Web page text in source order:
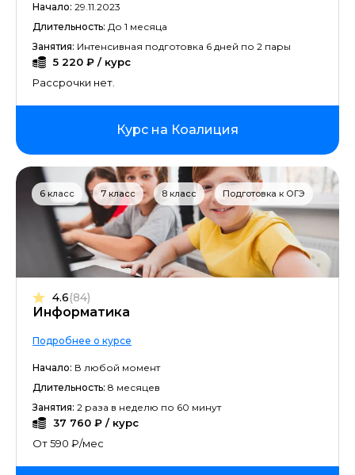
Начало: 29.11.2023
Длительность: До 1 месяца
Занятия: Интенсивная подготовка 6 дней по 2 пары
5 220 ₽ / курс
Рассрочки нет.
Курс на Коалиция
6 класс 7 класс 8 класс Подготовка к ОГЭ
Информатика
4.6(84)
Подробнее о курсе
Начало: В любой момент
Длительность: 8 месяцев
Занятия: 2 раза в неделю по 60 минут
37 760 ₽ / курс
От 590 ₽/мес